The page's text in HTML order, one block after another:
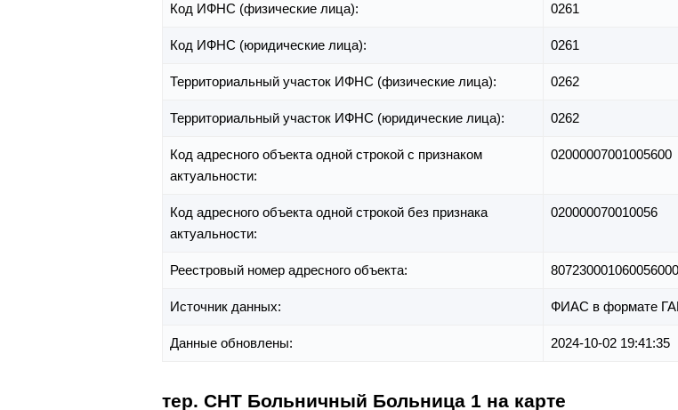
Код ИФНС (физические лица): 0261
Код ИФНС (юридические лица): 0261
Территориальный участок ИФНС (физические лица): 0262
Территориальный участок ИФНС (юридические лица): 0262
Код адресного объекта одной строкой с признаком
актуальности:
02000007001005600
Код адресного объекта одной строкой без признака
актуальности:
020000070010056
Реестровый номер адресного объекта:
Источник данных: ФИАС в формате
Данные обновлены: 2024-10-02 19:41:35
тер. СНТ Больничный Больница 1 на карте